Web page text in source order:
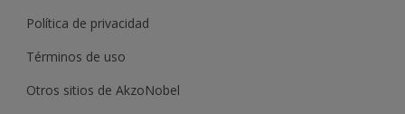
Política de privacidad
Términos de uso
Otros sitios de AkzoNobel